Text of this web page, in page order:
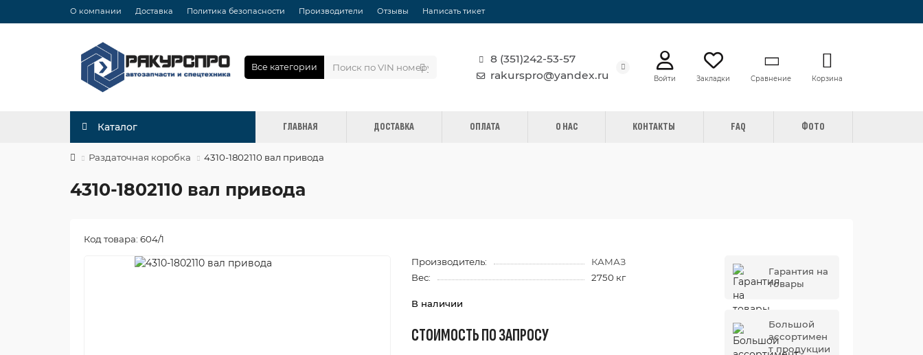
О компании Доставка Политика безопасности Производители Отзывы Написать тикет
Все категории
8 (351)242-53-57
rakurspro@yandex.ru
Войти Закладки Сравнение Корзина
Каталог ГЛАВНАЯ ДОСТАВКА ОПЛАТА О НАС КОНТАКТЫ FAQ ФОТО
Раздаточная коробка 4310-1802110 вал привода
4310-1802110 вал привода
Код товара: 604/1
Производитель:
КАМАЗ
Вес:
2750 кг
В наличии
СТОИМОСТЬ ПО ЗАПРОСУ
Гарантия на
товары
Большой
ассортимен
т продукции